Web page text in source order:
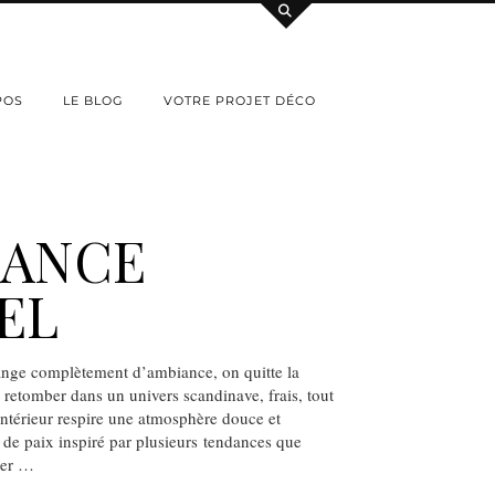
LE BLOG VOTRE PROJET DÉCO
complètement d’ambiance, on quitte la
dans un univers scandinave, frais, tout
respire une atmosphère douce et
paix inspiré par plusieurs tendances que
…